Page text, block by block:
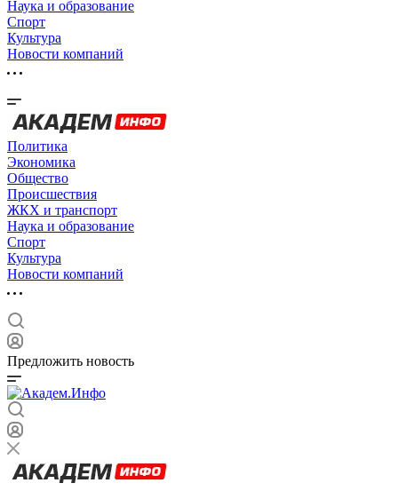
Наука и образование
Спорт
Культура
Новости компаний
Политика
Экономика
Общество
Происшествия
ЖКХ и транспорт
Наука и образование
Спорт
Культура
Новости компаний
Предложить новость